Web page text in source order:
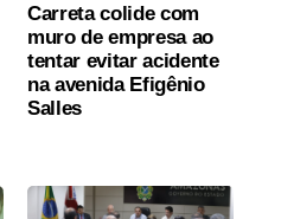
Carreta colide com
muro de empresa ao
tentar evitar acidente
na avenida Efigênio
Salles